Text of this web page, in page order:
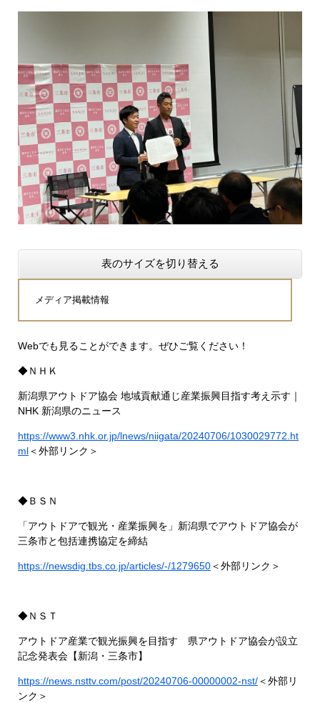
表のサイズを切り替える
メディア掲載情報
Webでも見ることができます。ぜひご覧ください！
◆ＮＨＫ
新潟県アウトドア協会 地域貢献通じ産業振興目指す考え示す｜
NHK 新潟県のニュース
https://www3.nhk.or.jp/lnews/niigata/20240706/1030029772.ht
ml＜外部リンク＞
◆ＢＳＮ
「アウトドアで観光・産業振興を」新潟県でアウトドア協会が
三条市と包括連携協定を締結
https://newsdig.tbs.co.jp/articles/-/1279650＜外部リンク＞
◆ＮＳＴ
アウトドア産業で観光振興を目指す 県アウトドア協会が設立
記念発表会【新潟・三条市】
https://news.nsttv.com/post/20240706-00000002-nst/＜外部リ
ンク＞